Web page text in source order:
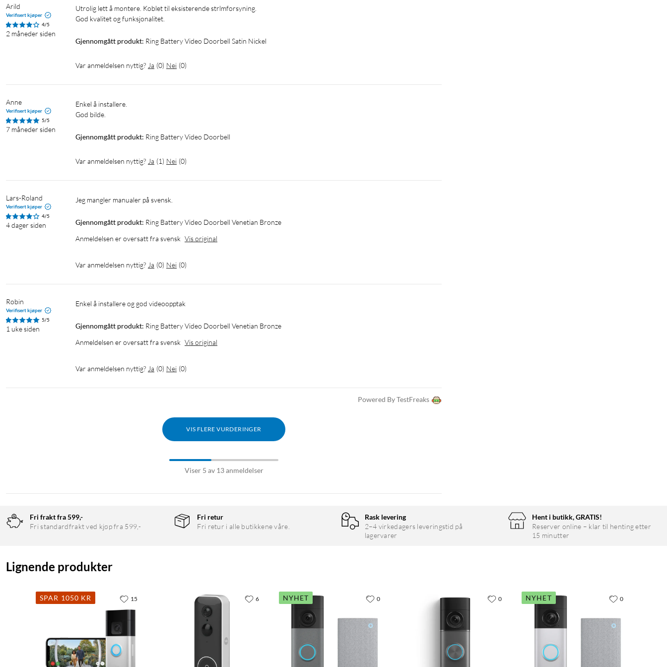
Wifi: 2,4 GHz, 802.11 b/g/n
Video: 1440x1440p HD-video, nattsyn i farger
Synsfelt: 150° horisontalt, 150° vertikalt
Lyd: toveiskommunikasjon med støydemping
Driftstemperatur: -20 til 50 °C
Videodørklokke
USB-C-ladekabel
Monteringsplate
Arild
Verifisert kjøper
4/5
2 måneder siden
Utrolig lett å montere. Koblet til eksisterende strlmforsyning.
Gjennomgått produkt: Ring Battery Video Doorbell Satin Nickel
Var anmeldelsen nyttig? Ja (0) Nei (0)
Anne
Verifisert kjøper
5/5
7 måneder siden
Enkel å installere.
God bilde.
Gjennomgått produkt: Ring Battery Video Doorbell
Var anmeldelsen nyttig? Ja (1) Nei (0)
Lars-Roland
Verifisert kjøper
4/5
4 dager siden
Jeg mangler manualer på svensk.
Gjennomgått produkt: Ring Battery Video Doorbell Venetian Bronze
Anmeldelsen er oversatt fra svensk Vis original
Var anmeldelsen nyttig? Ja (0) Nei (0)
Robin
Verifisert kjøper
5/5
1 uke siden
Enkel å installere og god videoopptak
Gjennomgått produkt: Ring Battery Video Doorbell Venetian Bronze
Anmeldelsen er oversatt fra svensk Vis original
Var anmeldelsen nyttig? Ja (0) Nei (0)
Powered By TestFreaks
VIS FLERE VURDERINGER
Viser 5 av 13 anmeldelser
Fri frakt fra 599,-
Fri standardfrakt ved kjøp fra 599,-
Fri retur
Fri retur i alle butikkene våre.
Rask levering
2–4 virkedagers leveringstid på
lagervarer
Hent i butikk, GRATIS!
Reserver online – klar til henting etter
15 minutter
Lignende produkter
SPAR 1050 KR 15 6 NYHET 0 0 NYHET 0